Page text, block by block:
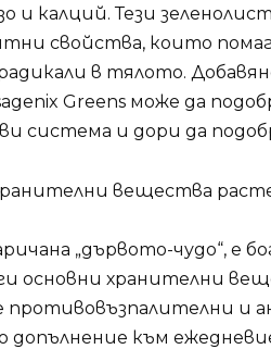
и калций. Тези
свойства, които
в тялото.
Greens може да
система и дори да
вещества
„дървото-чудо“, е
основни хранителни
противовъзпалителни и
допълнение към